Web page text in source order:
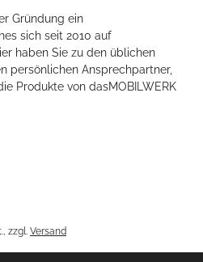
Gründung ein
sich seit 2010 auf
haben Sie zu den üblichen
persönlichen Ansprechpartner,
Produkte von dasMOBILWERK
zzgl. Versand